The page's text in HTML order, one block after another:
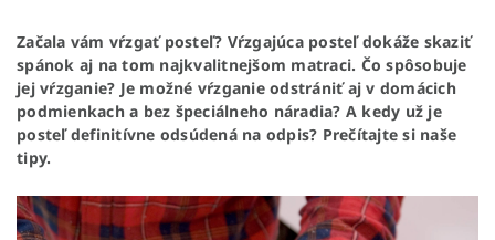
Začala vám vŕzgať posteľ? Vŕzgajúca posteľ dokáže skaziť
spánok aj na tom najkvalitnejšom matraci. Čo spôsobuje
jej vŕzganie? Je možné vŕzganie odstrániť aj v domácich
podmienkach a bez špeciálneho náradia? A kedy už je
posteľ definitívne odsúdená na odpis? Prečítajte si naše
tipy.